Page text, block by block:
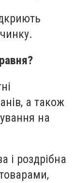
а також
на
і роздрібна